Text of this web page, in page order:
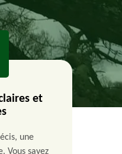
et
une
Vous savez